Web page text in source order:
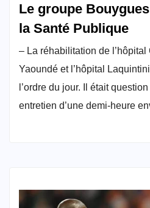
Le groupe
la Santé Publique
– La réhabilitation de
Yaoundé et l’hôpital
l’ordre du jour. Il était
entretien d’une demi-heure